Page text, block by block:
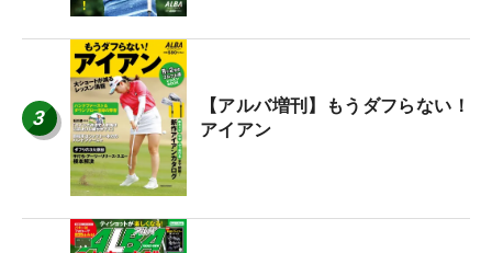
3
【アルバ増刊】もうダフらない！
アイアン